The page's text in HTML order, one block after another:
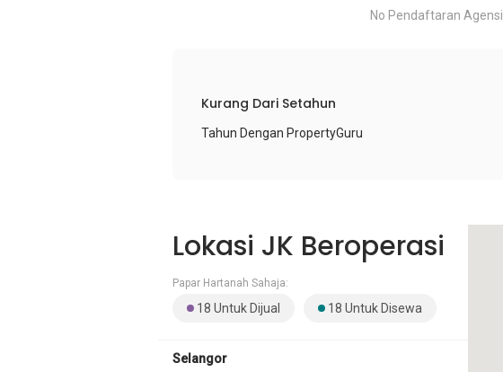
No Pendaftaran Agensi
Kurang Dari Setahun
Tahun Dengan PropertyGuru
Lokasi JK Beroperasi
Papar Hartanah Sahaja:
18 Untuk Dijual 18 Untuk Disewa
Selangor